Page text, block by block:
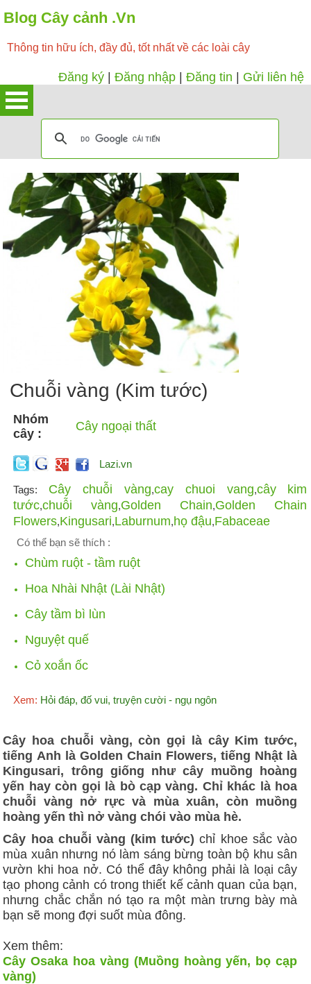
Blog Cây cảnh .Vn
Thông tin hữu ích, đầy đủ, tốt nhất về các loài cây
Đăng ký Đăng nhập Đăng tin Gửi liên hệ
Chuỗi vàng (Kim tước)
Nhóm
cây :
Cây ngoại thất
Lazi.vn
Tags: Cây chuỗi vàng,cay chuoi vang,cây kim
tước,chuỗi vàng,Golden Chain,Golden Chain
Flowers,Kingusari,Laburnum,họ đậu,Fabaceae
Có thể bạn sẽ thích :
Chùm ruột - tầm ruột
Hoa Nhài Nhật (Lài Nhật)
Cây tầm bì lùn
Nguyệt quế
Cỏ xoắn ốc
Xem: Hỏi đáp, đố vui, truyện cười - ngụ ngôn
Cây hoa chuỗi vàng, còn gọi là cây Kim tước,
tiếng Anh là Golden Chain Flowers, tiếng Nhật là
Kingusari, trông giống như cây muồng hoàng
yến hay còn gọi là bò cạp vàng. Chỉ khác là hoa
chuỗi vàng nở rực và mùa xuân, còn muồng
hoàng yến thì nở vàng chói vào mùa hè.
Cây hoa chuỗi vàng (kim tước) chỉ khoe sắc vào
mùa xuân nhưng nó làm sáng bừng toàn bộ khu sân
vườn khi hoa nở. Có thể đây không phải là loại cây
tạo phong cảnh có trong thiết kế cảnh quan của bạn,
nhưng chắc chắn nó tạo ra một màn trưng bày mà
bạn sẽ mong đợi suốt mùa đông.
Xem thêm:
Cây Osaka hoa vàng (Muồng hoàng yến, bọ cạp
vàng)